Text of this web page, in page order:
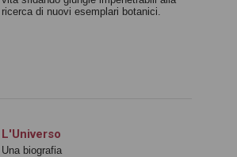
ricerca di nuovi esemplari botanici.
L'Universo
Una biografia